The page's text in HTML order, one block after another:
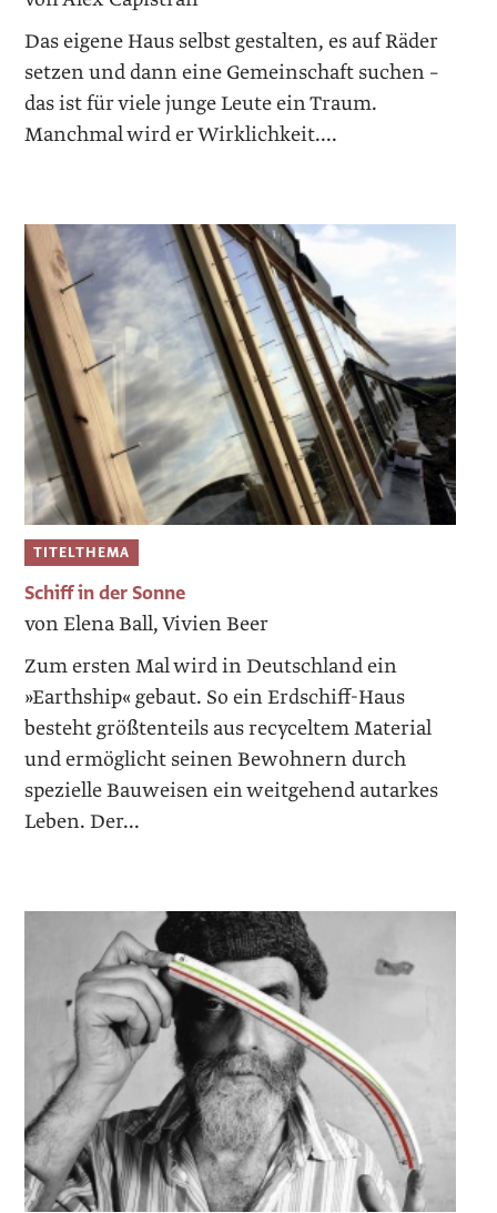
Das eigene Haus selbst gestalten, es auf Räder
setzen und dann eine Gemeinschaft suchen –
das ist für viele junge Leute ein Traum.
Manchmal wird er Wirklichkeit....
TITELTHEMA
Schiff in der Sonne
von Elena Ball, Vivien Beer
Zum ersten Mal wird in Deutschland ein
»Earthship« gebaut. So ein Erdschiff-Haus
besteht größtenteils aus recyceltem Material
und ermöglicht seinen Bewohnern durch
spezielle Bauweisen ein weitgehend autarkes
Leben. Der...